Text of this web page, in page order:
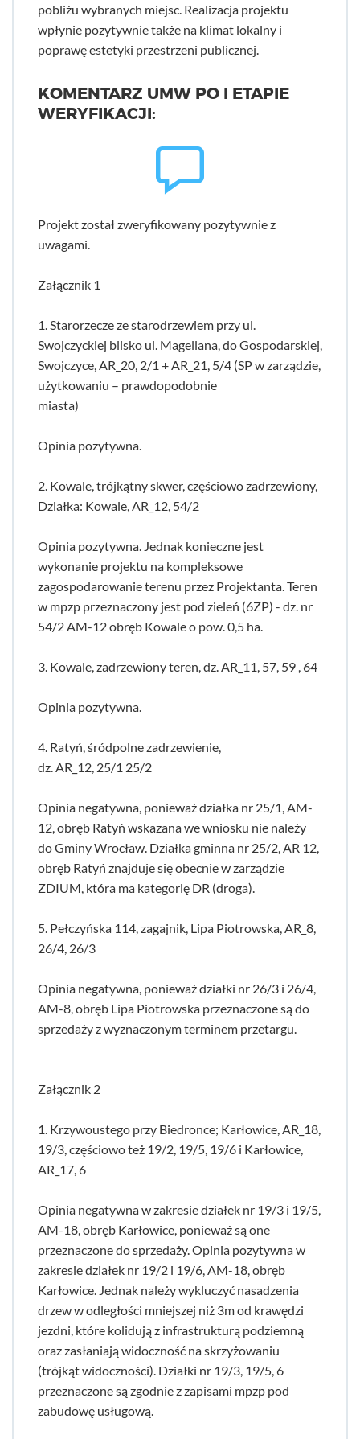
pobliżu wybranych miejsc. Realizacja projektu
wpłynie pozytywnie także na klimat lokalny i
poprawę estetyki przestrzeni publicznej.
KOMENTARZ UMW PO I ETAPIE
WERYFIKACJI:
Projekt został zweryfikowany pozytywnie z
uwagami.
Załącznik 1
1. Starorzecze ze starodrzewiem przy ul.
Swojczyckiej blisko ul. Magellana, do Gospodarskiej,
Swojczyce, AR_20, 2/1 + AR_21, 5/4 (SP w zarządzie,
użytkowaniu – prawdopodobnie
miasta)
Opinia pozytywna.
2. Kowale, trójkątny skwer, częściowo zadrzewiony,
Działka: Kowale, AR_12, 54/2
Opinia pozytywna. Jednak konieczne jest
wykonanie projektu na kompleksowe
zagospodarowanie terenu przez Projektanta. Teren
w mpzp przeznaczony jest pod zieleń (6ZP) - dz. nr
54/2 AM-12 obręb Kowale o pow. 0,5 ha.
3. Kowale, zadrzewiony teren, dz. AR_11, 57, 59 , 64
Opinia pozytywna.
4. Ratyń, śródpolne zadrzewienie,
dz. AR_12, 25/1 25/2
Opinia negatywna, ponieważ działka nr 25/1, AM-
12, obręb Ratyń wskazana we wniosku nie należy
do Gminy Wrocław. Działka gminna nr 25/2, AR 12,
obręb Ratyń znajduje się obecnie w zarządzie
ZDIUM, która ma kategorię DR (droga).
5. Pełczyńska 114, zagajnik, Lipa Piotrowska, AR_8,
26/4, 26/3
Opinia negatywna, ponieważ działki nr 26/3 i 26/4,
AM-8, obręb Lipa Piotrowska przeznaczone są do
sprzedaży z wyznaczonym terminem przetargu.
Załącznik 2
1. Krzywoustego przy Biedronce; Karłowice, AR_18,
19/3, częściowo też 19/2, 19/5, 19/6 i Karłowice,
AR_17, 6
Opinia negatywna w zakresie działek nr 19/3 i 19/5,
AM-18, obręb Karłowice, ponieważ są one
przeznaczone do sprzedaży. Opinia pozytywna w
zakresie działek nr 19/2 i 19/6, AM-18, obręb
Karłowice. Jednak należy wykluczyć nasadzenia
drzew w odległości mniejszej niż 3m od krawędzi
jezdni, które kolidują z infrastrukturą podziemną
oraz zasłaniają widoczność na skrzyżowaniu
(trójkąt widoczności). Działki nr 19/3, 19/5, 6
przeznaczone są zgodnie z zapisami mpzp pod
zabudowę usługową.